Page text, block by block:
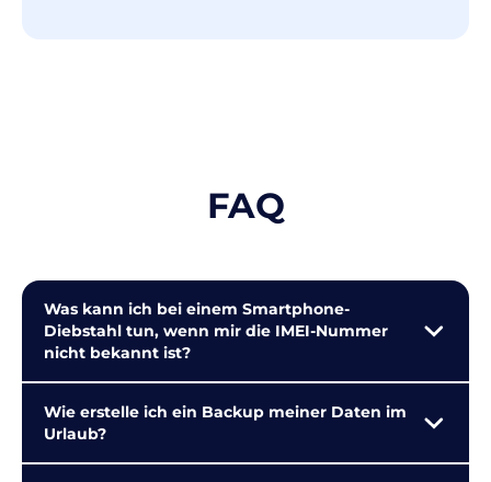
FAQ
Was kann ich bei einem Smartphone-
Diebstahl tun, wenn mir die IMEI-Nummer
nicht bekannt ist?
Wie erstelle ich ein Backup meiner Daten im
Urlaub?